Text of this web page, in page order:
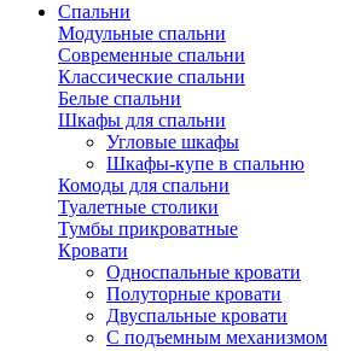
Спальни
Модульные спальни
Современные спальни
Классические спальни
Белые спальни
Шкафы для спальни
Угловые шкафы
Шкафы-купе в спальню
Комоды для спальни
Туалетные столики
Тумбы прикроватные
Кровати
Односпальные кровати
Полуторные кровати
Двуспальные кровати
С подъемным механизмом